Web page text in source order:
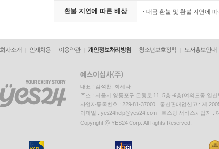
환불 지연에 따른 배상 대금 환불 및 환불 지연에
회사소개 인재채용 이용약관 개인정보처리방침 청소년보호정책 도서홍보안내
대표 : 김석환, 최세라
주소 : 서울시 영등포구 은행로 11, 5층~6층(여의도동,일신
사업자등록번호 : 229-81-37000 통신판매업신고 : 제
이메일 : yes24help@yes24.com 호스팅 서비스사업자 :
Copyright ⓒ YES24 Corp. All Rights Reserved.